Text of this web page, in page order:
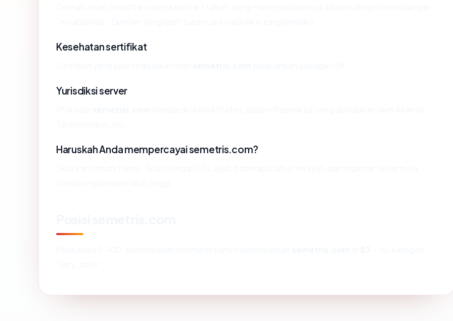
Kesehatan sertifikat
Yurisdiksi server
Haruskah Anda mempercayai semetris.com?